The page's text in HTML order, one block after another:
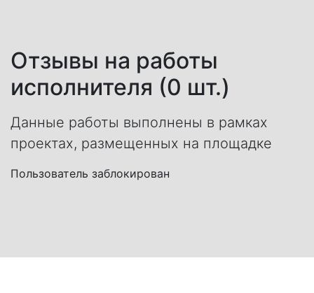
Отзывы на работы
исполнителя (0 шт.)
Данные работы выполнены в рамках
проектах, размещенных на площадке
Пользователь заблокирован